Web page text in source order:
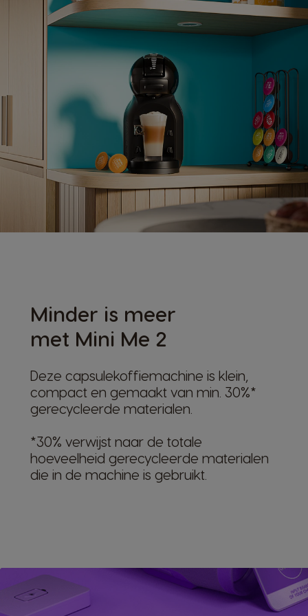
Minder is meer
met Mini Me 2
Deze capsulekoffiemachine is klein,
compact en gemaakt van min. 30%*
gerecycleerde materialen.
*30% verwijst naar de totale
hoeveelheid gerecycleerde materialen
die in de machine is gebruikt.